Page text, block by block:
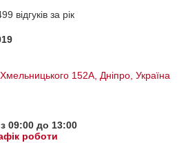
відгуків за рік
152А, Дніпро, Україна
09:00 до 13:00
роботи